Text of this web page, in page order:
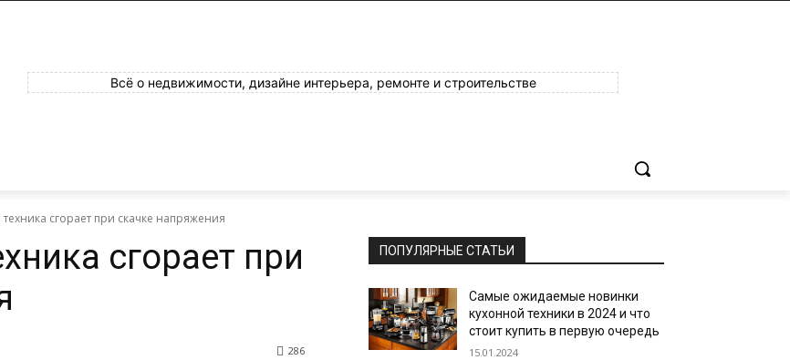
Всё о недвижимости, дизайне интерьера, ремонте и строительстве
техника сгорает при скачке напряжения
сгорает при
286
ПОПУЛЯРНЫЕ СТАТЬИ
Самые ожидаемые новинки
кухонной техники в 2024 и что
стоит купить в первую очередь
15.01.2024